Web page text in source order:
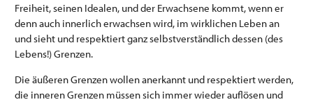
Freiheit, seinen Idealen, und der Erwachsene kommt, wenn er
denn auch innerlich erwachsen wird, im wirklichen Leben an
und sieht und respektiert ganz selbstverständlich dessen (des
Lebens!) Grenzen.
Die äußeren Grenzen wollen anerkannt und respektiert werden,
die inneren Grenzen müssen sich immer wieder auflösen und